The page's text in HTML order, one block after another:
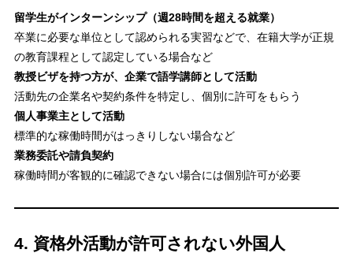
留学生がインターンシップ（週28時間を超える就業）
卒業に必要な単位として認められる実習などで、在籍大学が正規
の教育課程として認定している場合など
教授ビザを持つ方が、企業で語学講師として活動
活動先の企業名や契約条件を特定し、個別に許可をもらう
個人事業主として活動
標準的な稼働時間がはっきりしない場合など
業務委託や請負契約
稼働時間が客観的に確認できない場合には個別許可が必要
4. 資格外活動が許可されない外国人